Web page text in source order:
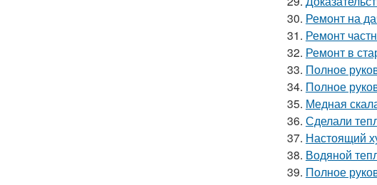
30. Ремонт на
31. Ремонт
32. Ремонт в
33. Полное
34. Полное
35. Медная
36. Сделали
37. Настоящий
38. Водяной
39. Полное